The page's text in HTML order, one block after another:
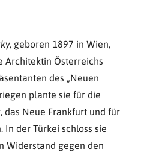
geboren 1897 in Wien,
Architektin Österreichs
des „Neuen
plante sie für die
das Neue Frankfurt und für
In der Türkei schloss sie
Widerstand gegen den